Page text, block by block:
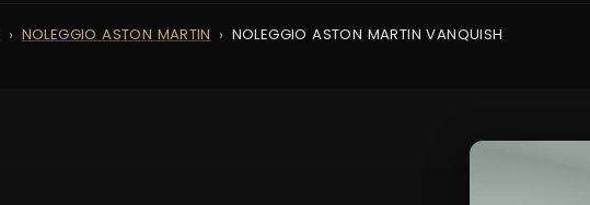
NOLEGGIO ASTON MARTIN NOLEGGIO ASTON MARTIN VANQUISH